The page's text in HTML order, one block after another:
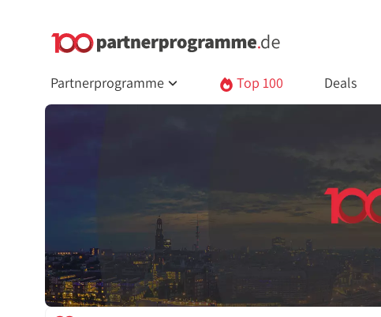
Partnerprogramme Top 100 Deals